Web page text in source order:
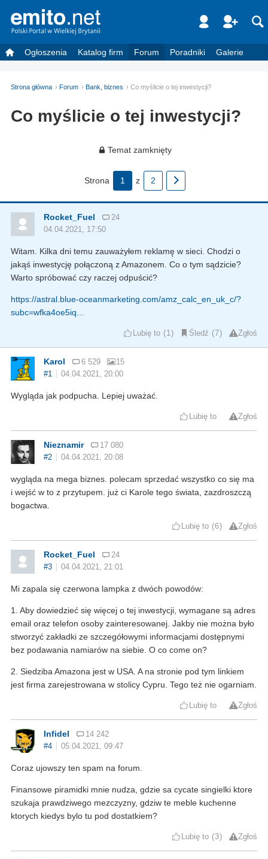
Ogłoszenia Katalog firm Forum Poradniki Galerie
Strona główna Forum Bank, biznes Co myślicie o tej inwestycji?
Co myślicie o tej inwestycji?
Temat zamknięty
Strona 1 z 2
Rocket_Fuel
24
04.04.2021, 17:50
Witam. Kilka dni temu zauważyłem reklamę w sieci. Chodzi o
jakąś inwestycję połączoną z Amazonem. Co o tym sądzicie?
Warto spróbować czy raczej odpuścić?
https://astral.blue-oceanmarketing.com/amz_calc_en_uk_c/?
subc=wfka4oe5iq...
Lubię to 1 Śledź 7 Zgłoś
Karol 6 529
15
#1
04.04.2021, 20:00
Wygląda jak podpucha. Lepiej uważać.
Lubię to Zgłoś
Nieznamir
17 080
#2
04.04.2021, 20:08
wygląda na mega biznes. polecam sprzedać wszystko co się ma
i wejść w to z przytupem. już ci Karole tego świata, zazdroszczą
bogactwa.
Lubię to 6 Zgłoś
Rocket_Fuel
24
#3
04.04.2021, 21:01
Mi zapala się czerwona lampka z dwóch powodów:
1. Aby dowiedzieć się więcej o tej inwestycji, wymagane są adres
email oraz telefon osoby zainteresowanej. Jakby nie można było
stworzyć zakładki ze szczegółowymi informacjami dostępnymi
bez podawania namiarów na siebie. O co come on?
2. Siedziba Amazona jest w USA. A na stronie pod tym linkiem
jest firma zarejestrowana w stolicy Cypru. Tego też nie ogarniam.
Lubię to Zgłoś
Infidel
14 242
#4
05.04.2021, 09:47
Coraz ujowszy ten spam na forum.
Finansowe piramidki mnie nudza, gdzie sa cycate singielki ktore
szukaja prawdziwego mezczyzny, gdziw te meble kuchenne
ktorych kiedys bylo tu pod dostatkiem?
Lubię to 3 Zgłoś